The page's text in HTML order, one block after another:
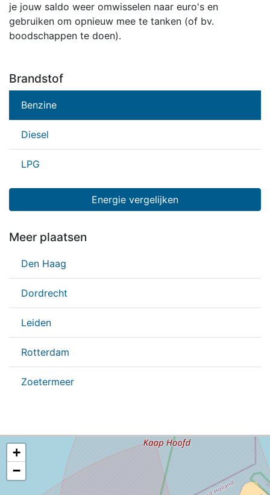
je jouw saldo weer omwisselen naar euro's en
gebruiken om opnieuw mee te tanken (of bv.
boodschappen te doen).
Brandstof
Benzine
Diesel
LPG
Energie vergelijken
Meer plaatsen
Den Haag
Dordrecht
Leiden
Rotterdam
Zoetermeer
+
−